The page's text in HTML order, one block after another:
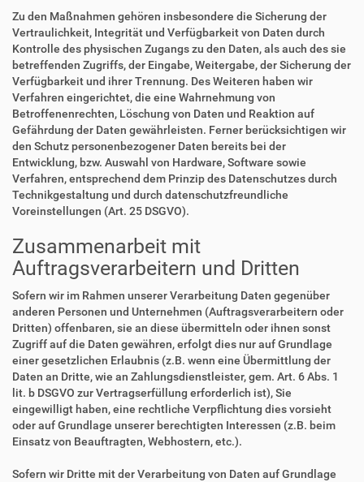
Zu den Maßnahmen gehören insbesondere die Sicherung der
Vertraulichkeit, Integrität und Verfügbarkeit von Daten durch
Kontrolle des physischen Zugangs zu den Daten, als auch des sie
betreffenden Zugriffs, der Eingabe, Weitergabe, der Sicherung der
Verfügbarkeit und ihrer Trennung. Des Weiteren haben wir
Verfahren eingerichtet, die eine Wahrnehmung von
Betroffenenrechten, Löschung von Daten und Reaktion auf
Gefährdung der Daten gewährleisten. Ferner berücksichtigen wir
den Schutz personenbezogener Daten bereits bei der
Entwicklung, bzw. Auswahl von Hardware, Software sowie
Verfahren, entsprechend dem Prinzip des Datenschutzes durch
Technikgestaltung und durch datenschutzfreundliche
Voreinstellungen (Art. 25 DSGVO).
Zusammenarbeit mit
Auftragsverarbeitern und Dritten
Sofern wir im Rahmen unserer Verarbeitung Daten gegenüber
anderen Personen und Unternehmen (Auftragsverarbeitern oder
Dritten) offenbaren, sie an diese übermitteln oder ihnen sonst
Zugriff auf die Daten gewähren, erfolgt dies nur auf Grundlage
einer gesetzlichen Erlaubnis (z.B. wenn eine Übermittlung der
Daten an Dritte, wie an Zahlungsdienstleister, gem. Art. 6 Abs. 1
lit. b DSGVO zur Vertragserfüllung erforderlich ist), Sie
eingewilligt haben, eine rechtliche Verpflichtung dies vorsieht
oder auf Grundlage unserer berechtigten Interessen (z.B. beim
Einsatz von Beauftragten, Webhostern, etc.).
Sofern wir Dritte mit der Verarbeitung von Daten auf Grundlage